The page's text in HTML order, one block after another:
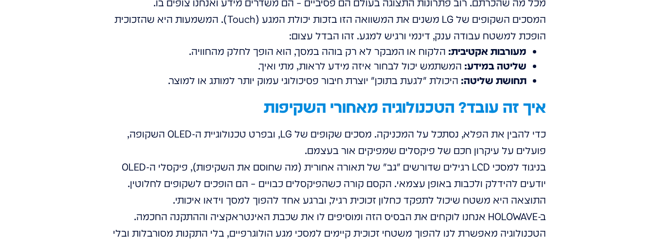
מכל מה שהכרתם. רוב פתרונות התצוגה בעולם הם פסיביים – הם משדרים מידע ואנחנו צופים בו.
המסכים השקופים של LG משנים את המשוואה הזו בזכות יכולת המגע (Touch). המשמעות היא שהזכוכית
הופכת למשטח עבודה ענק, דינמי ורגיש למגע. זהו הבדל עצום:
מעורבות אקטיבית: הלקוח או המבקר לא רק בוהה במסך, הוא הופך לחלק מהחוויה.
שליטה במידע: המשתמש יכול לבחור איזה מידע לראות, מתי ואיך.
תחושת שליטה: היכולת "לגעת בתוכן" יוצרת חיבור פסיכולוגי עמוק יותר למותג או למוצר.
איך זה עובד? הטכנולוגיה מאחורי השקיפות
כדי להבין את הפלא, נסתכל על המכניקה. מסכים שקופים של LG, ובפרט טכנולוגיית ה-OLED השקופה,
פועלים על עיקרון חכם של פיקסלים שמפיקים אור בעצמם.
בניגוד למסכי LCD רגילים שדורשים "גב" של תאורה אחורית (מה שחוסם את השקיפות), פיקסלי ה-OLED
יודעים להידלק ולכבות באופן עצמאי. הקסם קורה כשהפיקסלים כבויים – הם הופכים לשקופים לחלוטין.
התוצאה היא משטח שיכול לתפקד כחלון זכוכית רגיל, וברגע אחד להפוך למסך וידאו איכותי.
ב-HOLOWAVE אנחנו לוקחים את הבסיס הזה ומוסיפים לו את שכבת האינטראקציה וההתקנה החכמה.
הטכנולוגיה מאפשרת לנו להפוך משטחי זכוכית קיימים למסכי מגע הולוגרפיים, בלי התקנות מסורבלות ובלי